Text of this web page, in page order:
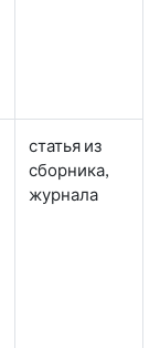
статья из
сборника,
журнала